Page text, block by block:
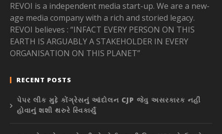
REVOI is a independent media start-up. We are a new-
age media company with a rich and storied legacy.
REVOI believes : “INFACT EVERY PERSON ON THIS
EARTH IS ARGUABLY A STAKEHOLDER IN EVERY
ORGANISATION ON THIS PLANET”
RECENT POSTS
પેપર લીક મુદ્દે કોંગ્રેસનું આંદોલન CJP જેવુ અસરકારક નહીં
હોવાનું શશી થરુરે સ્વિકાર્યું